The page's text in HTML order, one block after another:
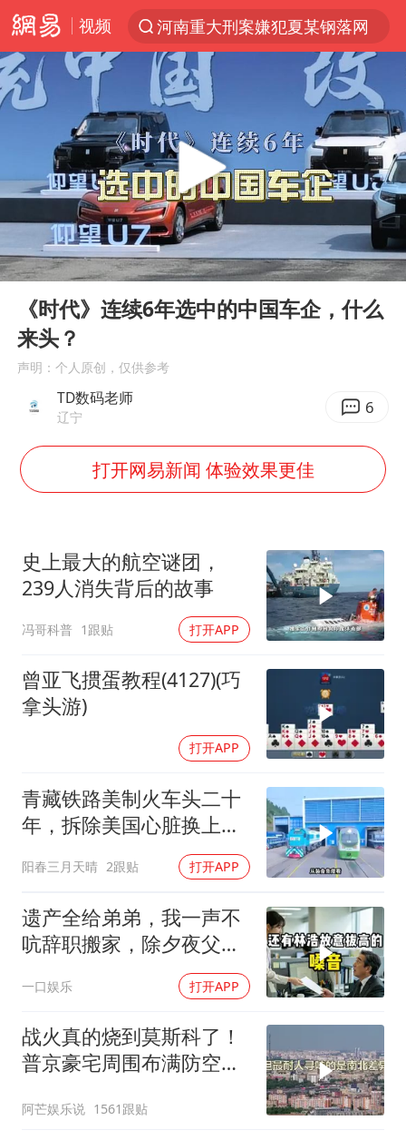
视频
河南重大刑案嫌犯夏某钢落网
光影经济撬动暑期消费新蓝海
马克·艾伦退出斯诺克中国公开赛
新疆优化调整景区内自驾服务费
微信又有新功能，你可以“撤回”你的撤回了！
上四休三，但降薪1000元，你接受吗？
情侣平潭拍日出坠崖1死1伤
黄金牛市回来了吗
台当局重金为“台独”织“皇帝新衣”
酒店回应车内过夜被收150元
“不怕六爷挂得多 就怕六爷挂一颗”
全民健身事业高质量发展
《欢迎来龙餐馆》口碑
WTT瑞典大满贯女单签表出炉
商场现钱学森巨幅海报 负责人回应
乐享全民健身 共筑健康中国
Play
00:00 01:04
《时代》连续6年选中的中国车企，什么
来头？
声明：个人原创，仅供参考
TD数码老师
辽宁 6
打开网易新闻 体验效果更佳
史上最大的航空谜团，
239人消失背后的故事
冯哥科普 1跟贴 打开APP
曾亚飞掼蛋教程(4127)(巧
拿头游)
打开APP
青藏铁路美制火车头二十
年，拆除美国心脏换上绿
阳春三月天晴 2跟贴 打开APP
遗产全给弟弟，我一声不
吭辞职搬家，除夕夜父亲
一口娱乐 打开APP
战火真的烧到莫斯科了！
普京豪宅周围布满防空
阿芒娱乐说 1561跟贴